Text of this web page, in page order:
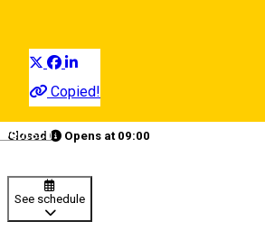
Deutsch
Copied!
09:00 - 19:00
Closed Opens at 09:00
See schedule